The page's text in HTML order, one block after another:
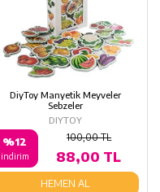
DiyToy Manyetik Meyveler
Sebzeler
DIYTOY
%12
indirim
100,00 TL
88,00 TL
HEMEN AL